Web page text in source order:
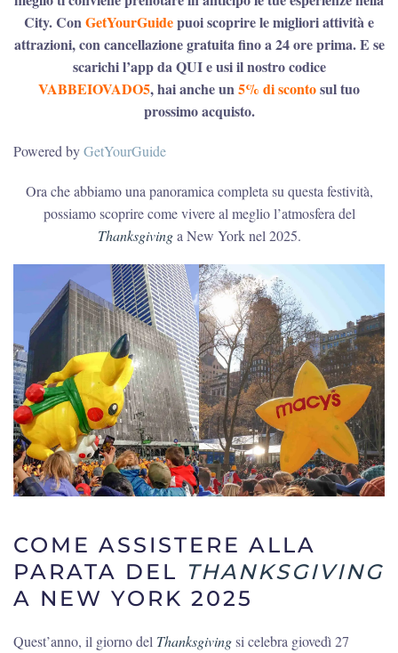
City. ConGetYourGuidepuoi scoprire le migliori attività e
attrazioni, con cancellazione gratuita fino a 24 ore prima. E se
scarichi l’app da QUI e usi il nostro codice
VABBEIOVADO5, hai anche un5% di scontosul tuo
prossimo acquisto.
Powered byGetYourGuide
Ora che abbiamo una panoramica completa su questa festività,
possiamo scoprire come vivere al meglio l’atmosfera del
Thanksgivinga New York nel 2025.
COME ASSISTERE ALLA
PARATA DEL THANKSGIVING
A NEW YORK 2025
Quest’anno, il giorno del Thanksgivingsi celebra giovedì 27